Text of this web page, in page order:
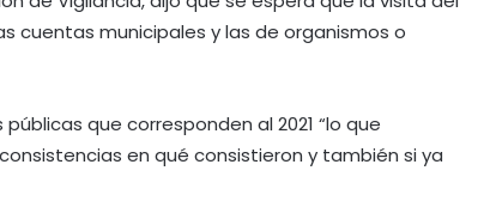
cuentas municipales y las de organismos o
que corresponden al 2021 “lo que
en qué consistieron y también si ya